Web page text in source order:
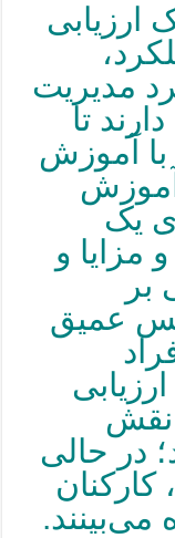
ارزیابی
مدیریت
تا
آموزش
یک
و مزایا و
بر
حس عمیق
نقش
در حالی
می‌بینند.